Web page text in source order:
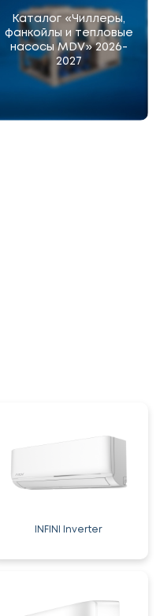
Каталог «Чиллеры,
фанкойлы и тепловые
насосы MDV» 2026-
2027
INFINI Inverter